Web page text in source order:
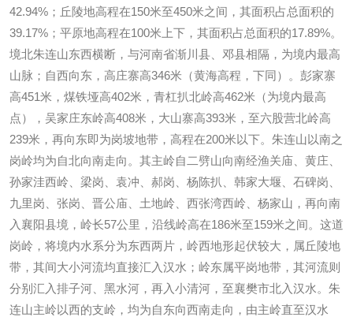
42.94%；丘陵地高程在150米至450米之间，其面积占总面积的
39.17%；平原地高程在100米上下，其面积占总面积的17.89%。
境北朱连山东西横断，与河南省渐川县、邓县相隔，为境内最高
山脉；自西向东，高庄寨高346米（黄海高程，下同）。彭家寨
高451米，煤铁垭高402米，青杠扒北岭高462米（为境内最高
点），吴家庄东岭高408米，大山寨高393米，至六股营北岭高
239米，再向东即为岗坡地带，高程在200米以下。朱连山以南之
岗岭均为自北向南走向。其主岭自二劈山向南经渔关庙、黄庄、
孙家洼西岭、梁岗、袁冲、郝岗、杨陈扒、韩家大堰、石碑岗、
九里岗、张岗、晋公庙、土地岭、西张湾西岭、杨家山，再向南
入襄阳县境，岭长57公里，沿线岭高在186米至159米之间。这道
岗岭，将境内水系分为东西两片，岭西地形起伏较大，属丘陵地
带，其间大小河流均直接汇入汉水；岭东属平岗地带，其河流则
分别汇入排子河、黑水河，再入小清河，至襄樊市北入汉水。朱
连山主岭以西的支岭，均为自东向西南走向，由主岭直至汉水